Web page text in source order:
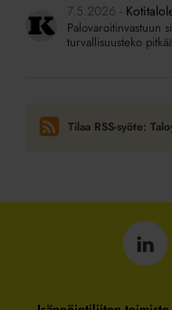
7.5.2026
Palovaroitinvastuun
turvallisuusteko
Tilaa RSS-syöte: